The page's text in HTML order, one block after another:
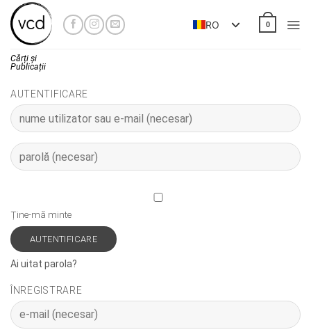
Skip
content
Cărți și
Publicații
RO 0
AUTENTIFICARE
Ține-mă minte
AUTENTIFICARE
Ai uitat parola?
ÎNREGISTRARE